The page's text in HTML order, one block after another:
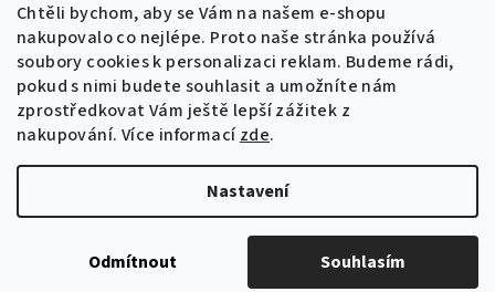
Chtěli bychom, aby se Vám na našem e-shopu
nakupovalo co nejlépe. Proto naše stránka používá
soubory cookies k personalizaci reklam. Budeme rádi,
pokud s nimi budete souhlasit a umožníte nám
zprostředkovat Vám ještě lepší zážitek z
nakupování. Více informacízde.
Nastavení
Odmítnout Souhlasím
FAQ
Moje objednávka
Postup výroby
Doprava a platba
Obchodní podmínky
Vyrobeno v Česku • 2026